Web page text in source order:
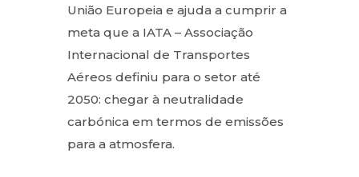
União Europeia e ajuda a cumprir a
meta que a IATA – Associação
Internacional de Transportes
Aéreos definiu para o setor até
2050: chegar à neutralidade
carbónica em termos de emissões
para a atmosfera.